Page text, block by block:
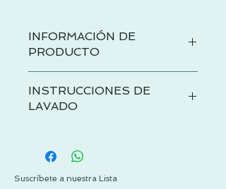
INFORMACIÓN DE
PRODUCTO
algodón disponible en Azul Cielo.
INSTRUCCIONES DE
LAVADO
neutro y un programa de lavado y
centrifugado suave. No exprimir, tender
en plano y evitar el uso de secadora.
Suscríbete a nuestra Lista